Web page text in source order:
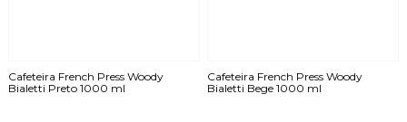
Cafeteira French Press Woody
Bialetti Preto 1000 ml
Cafeteira French Press Woody
Bialetti Bege 1000 ml